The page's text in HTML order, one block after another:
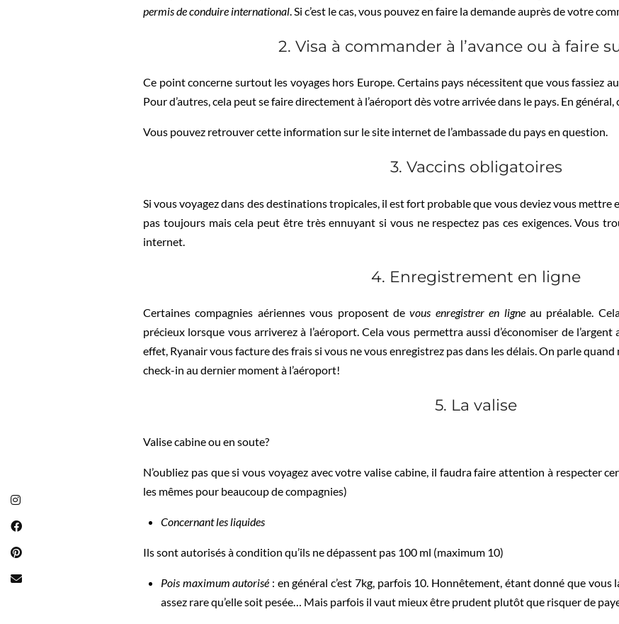
permis de conduire international . Si c’est le cas, vous pouvez en faire la demande auprès de votre
2. Visa à commander à l’avance ou à faire
Ce point concerne surtout les voyages hors Europe. Certains pays nécessitent que vous fassiez
Pour d’autres, cela peut se faire directement à l’aéroport dès votre arrivée dans le pays. En
Vous pouvez retrouver cette information sur le site internet de l’ambassade du pays en question.
3. Vaccins obligatoires
Si vous voyagez dans des destinations tropicales, il est fort probable que vous deviez vous mettre
pas toujours mais cela peut être très ennuyant si vous ne respectez pas ces exigences. Vous
internet.
4. Enregistrement en ligne
Certaines compagnies aériennes vous proposent devous enregistrer en ligne au préalable.
précieux lorsque vous arriverez à l’aéroport. Cela vous permettra aussi d’économiser de
effet, Ryanair vous facture des frais si vous ne vous enregistrez pas dans les délais. On parle
check-in au dernier moment à l’aéroport!
5. La valise
Valise cabine ou en soute?
N’oubliez pas que si vous voyagez avec votre valise cabine, il faudra faire attention à respecter
les mêmes pour beaucoup de compagnies)
Concernant les liquides
Ils sont autorisés à condition qu’ils ne dépassent pas 100 ml (maximum 10)
Pois maximum autorisé : en général c’est 7kg, parfois 10. Honnêtement, étant donné que vous
assez rare qu’elle soit pesée… Mais parfois il vaut mieux être prudent plutôt que risquer de